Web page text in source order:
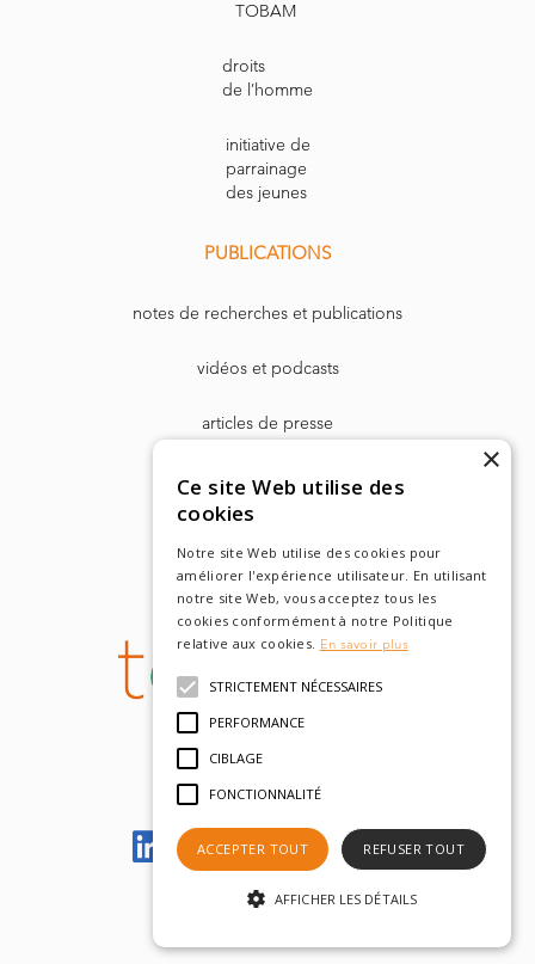
TOBAM
droits
de l’homme
initiative de
parrainage
des jeunes
PUBLICATIONS
notes de recherches et publications
vidéos et podcasts
articles de presse
Dr. Harry Markowitz
Let's meet on LinkedIn
© tobam 2022
×
Ce site Web utilise des
cookies
Notre site Web utilise des cookies pour
améliorer l'expérience utilisateur. En utilisant
notre site Web, vous acceptez tous les
cookies conformément à notre Politique
relative aux cookies. En savoir plus
STRICTEMENT NÉCESSAIRES
PERFORMANCE
CIBLAGE
FONCTIONNALITÉ
ACCEPTER TOUT REFUSER TOUT
AFFICHER LES DÉTAILS